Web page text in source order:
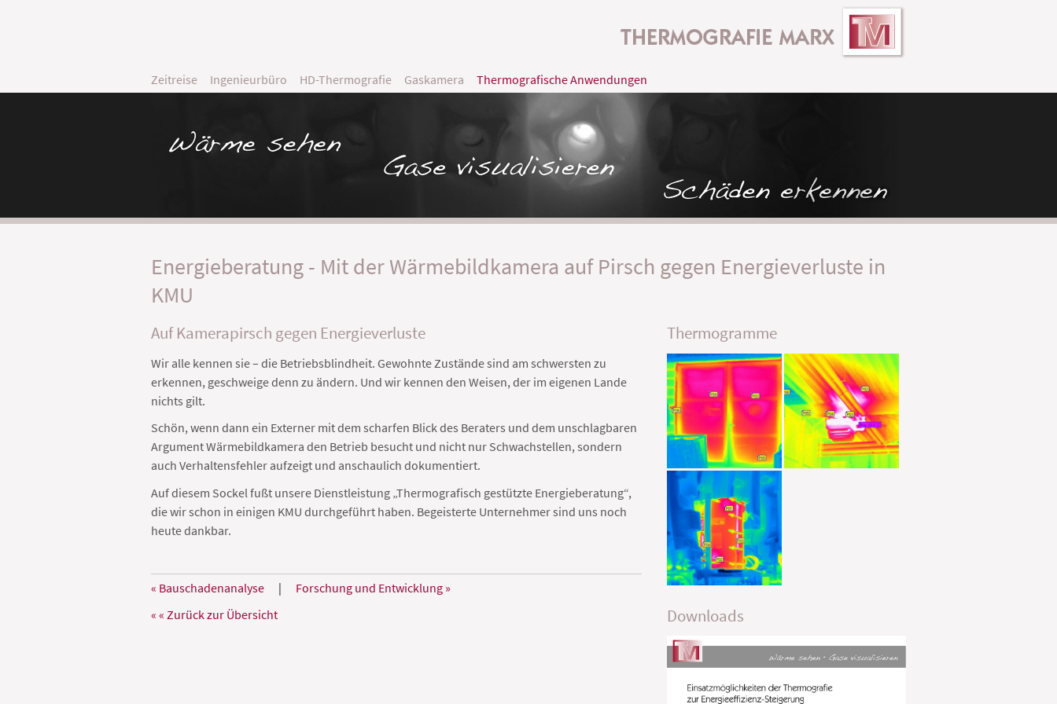
Zeitreise Ingenieurbüro HD-Thermografie Gaskamera Thermografische Anwendungen
Energieberatung - Mit der Wärmebildkamera auf Pirsch gegen Energieverluste in
KMU
Auf Kamerapirsch gegen Energieverluste
Wir alle kennen sie – die Betriebsblindheit. Gewohnte Zustände sind am schwersten zu
erkennen, geschweige denn zu ändern. Und wir kennen den Weisen, der im eigenen Lande
nichts gilt.
Schön, wenn dann ein Externer mit dem scharfen Blick des Beraters und dem unschlagbaren
Argument Wärmebildkamera den Betrieb besucht und nicht nur Schwachstellen, sondern
auch Verhaltensfehler aufzeigt und anschaulich dokumentiert.
Auf diesem Sockel fußt unsere Dienstleistung „Thermografisch gestützte Energieberatung“,
die wir schon in einigen KMU durchgeführt haben. Begeisterte Unternehmer sind uns noch
heute dankbar.
« Bauschadenanalyse |
Forschung und Entwicklung »
« « Zurück zur Übersicht
Thermogramme
Downloads